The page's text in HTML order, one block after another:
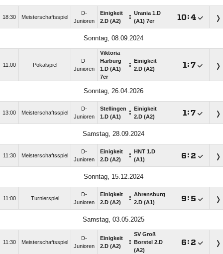
18:30 Meisterschaftsspiel
D-
Junioren
Einigkeit
2.D (A2)
: Urania 1.D
(A1) 7er
:
Sonntag, 08.09.2024
11:00 Pokalspiel
D-
Junioren
Viktoria
Harburg
1.D (A1)
7er
:
Einigkeit
2.D (A2)
:
Sonntag, 26.04.2026
13:00 Meisterschaftsspiel
D-
Junioren
Stellingen
1.D (A1)
:
Einigkeit
2.D (A2)
:
Samstag, 28.09.2024
11:30 Meisterschaftsspiel
D-
Junioren
Einigkeit
2.D (A2)
:
HNT 1.D
(A1)
: 
Sonntag, 15.12.2024
11:00 Turnierspiel
D-
Junioren
Einigkeit
2.D (A2)
: Ahrensburg
2.D (A1)
: 
Samstag, 03.05.2025
11:30 Meisterschaftsspiel
D-
Junioren
Einigkeit
2.D (A2)
:
SV Groß
Borstel 2.D
(A2)
: 